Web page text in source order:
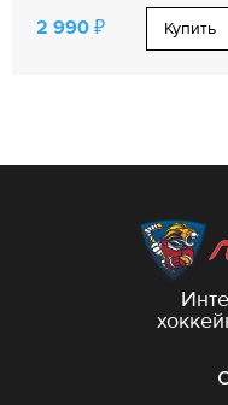
2 990 ₽ Купить